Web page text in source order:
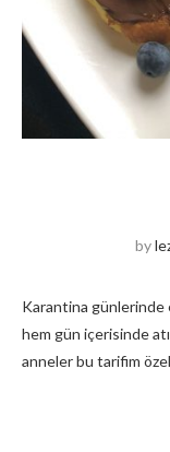
by
Karantina günlerinde
hem gün içerisinde
anneler bu tarifim